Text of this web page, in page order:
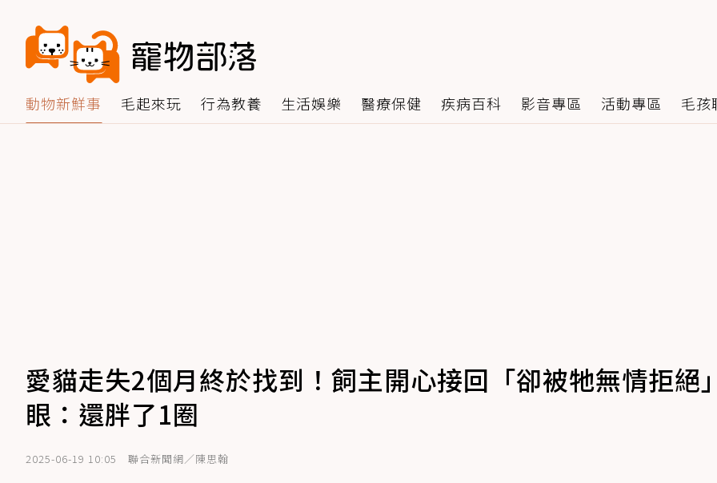
動物新鮮事 毛起來玩 行為教養 生活娛樂 醫療保健 疾病百科 影音專區 活動專區 毛孩
愛貓走失2個月終於找到！飼主開心接回「卻被牠無情拒絕
眼：還胖了1圈
2025-06-19 10:05 聯合新聞網／陳思翰